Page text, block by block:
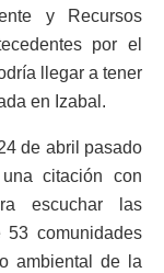
y Recursos
por el
llegar a tener
en Izabal.
de abril pasado
citación con
escuchar las
53 comunidades
ambiental de la